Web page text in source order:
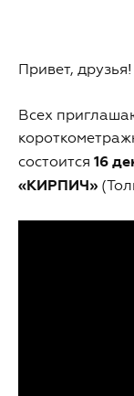
Привет, друзья!
Всех
состоится 16
«КИРПИЧ»